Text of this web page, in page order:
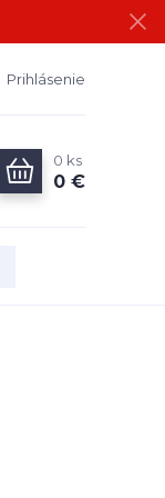
Prihlásenie
0 ks
0 €